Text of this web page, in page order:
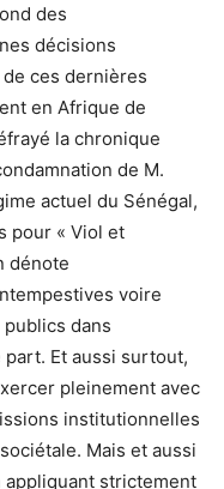
des
décisions
ces dernières
en Afrique de
la chronique
de M.
actuel du Sénégal,
pour « Viol et
dénote
voire
dans
part. Et aussi surtout,
pleinement avec
institutionnelles
Mais et aussi
strictement